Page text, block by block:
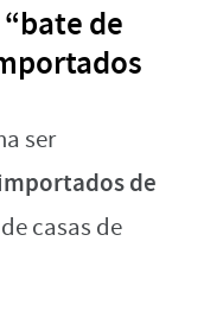
de
ser
de
casas de